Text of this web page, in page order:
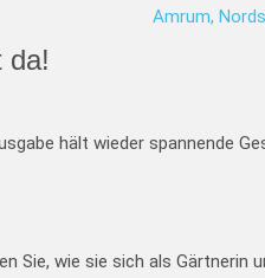
Amrum,
da!
hält wieder spannende
Sie, wie sie sich als Gärtnerin